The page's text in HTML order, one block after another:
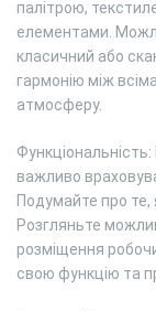
палітрою,
елементами.
класичний або
гармонію між
атмосферу.
важливо
Подумайте про те,
Розгляньте
розміщення
свою функцію та